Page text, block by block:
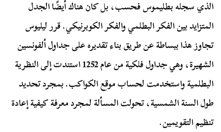
الذي سجله بطليموس فحسب، بل كان هناك أيضًا الجدل
المتزايد بين الفكر البطلمي والفكر الكوبرنيكي. قرر ليليوس
تجاوز هذا ببساطة عن طريق بناء تقديره على جداول ألفونسين
الشهيرة، وهي جداول فلكية من عام 1252 استندت إلى النظرية
البطلمية واستخدمت لحساب موقع الكواكب. بمجرد تحديد
طول السنة الشمسية، تحولت المسألة لمجرد معرفة كيفية إعادة
تنظيم التقويمين.